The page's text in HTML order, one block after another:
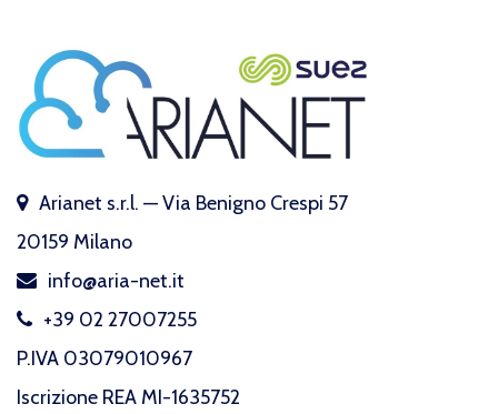
Arianet s.r.l. — Via Benigno Crespi 57
20159 Milano
info@aria-net.it
+39 02 27007255
P.IVA 03079010967
Iscrizione REA MI-1635752